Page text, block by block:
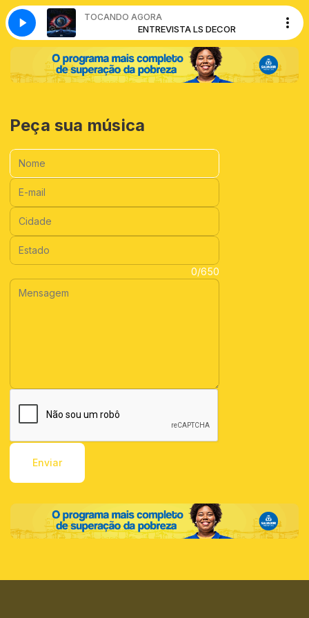
TOCANDO AGORA
LS DECOR ENTREVISTA LS DECOR
Peça sua música
Nome:
E-mail:
Cidade:
Estado:
0/650
Enviar